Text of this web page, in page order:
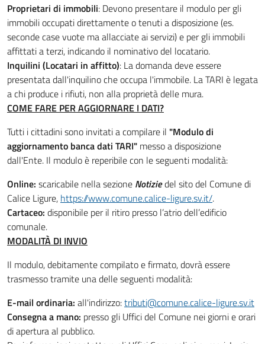
Proprietari di immobili: Devono presentare il modulo per gli
immobili occupati direttamente o tenuti a disposizione (es.
seconde case vuote ma allacciate ai servizi) e per gli immobili
affittati a terzi, indicando il nominativo del locatario.
Inquilini (Locatari in affitto): La domanda deve essere
presentata dall'inquilino che occupa l'immobile. La TARI è legata
a chi produce i rifiuti, non alla proprietà delle mura.
COME FARE PER AGGIORNARE I DATI?
Tutti i cittadini sono invitati a compilare il "Modulo di
aggiornamento banca dati TARI" messo a disposizione
dall'Ente. Il modulo è reperibile con le seguenti modalità:
Online: scaricabile nella sezione Notiziedel sito del Comune di
Calice Ligure, https://www.comune.calice-ligure.sv.it/.
Cartaceo: disponibile per il ritiro presso l’atrio dell’edificio
comunale.
MODALITÀ DI INVIO
Il modulo, debitamente compilato e firmato, dovrà essere
trasmesso tramite una delle seguenti modalità:
E-mail ordinaria: all'indirizzo:tributi@comune.calice-ligure.sv.it
Consegna a mano: presso gli Uffici del Comune nei giorni e orari
di apertura al pubblico.